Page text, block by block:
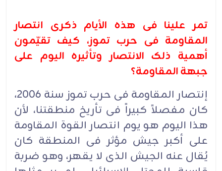
تمر علینا فی هذه الأیام ذکرى انتصار
المقاومة فی حرب تموز، کیف تقیّمون
أهمیة ذلک الانتصار وتأثیره الیوم على
جبهة المقاومة؟
إنتصار المقاومة فی حرب تموز سنة 2006،
کان مفصلاً کبیراً فی تأریخ منطقتنا، لأن
هذا الیوم هو یوم انتصار القوة المقاومة
على أکبر جیش مؤثر فی المنطقة کان
یُقال عنه الجیش الذی لا یقهر، وهو ضربة